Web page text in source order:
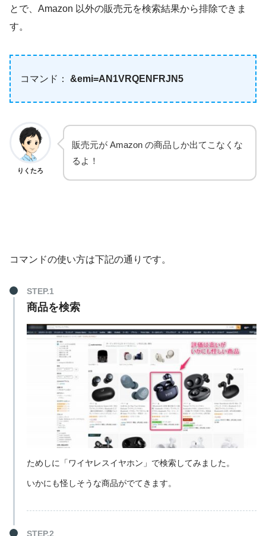
とで、Amazon 以外の販売元を検索結果から排除できま
す。
コマンド： &emi=AN1VRQENFRJN5
りくたろ
販売元が Amazon の商品しか出てこなくな
るよ！
コマンドの使い方は下記の通りです。
商品を検索
ためしに「ワイヤレスイヤホン」で検索してみました。
いかにも怪しそうな商品がでてきます。